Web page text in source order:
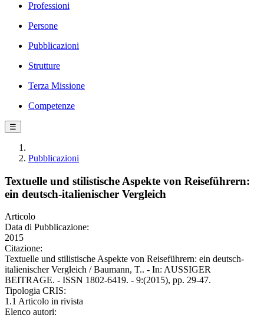
Professioni
Persone
Pubblicazioni
Strutture
Terza Missione
Competenze
☰
Pubblicazioni
Textuelle und stilistische Aspekte von Reiseführern:
ein deutsch-italienischer Vergleich
Articolo
Data di Pubblicazione:
2015
Citazione:
Textuelle und stilistische Aspekte von Reiseführern: ein deutsch-
italienischer Vergleich / Baumann, T.. - In: AUSSIGER
BEITRAGE. - ISSN 1802-6419. - 9:(2015), pp. 29-47.
Tipologia CRIS:
1.1 Articolo in rivista
Elenco autori: